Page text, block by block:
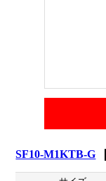
SF10-M1KTB-G